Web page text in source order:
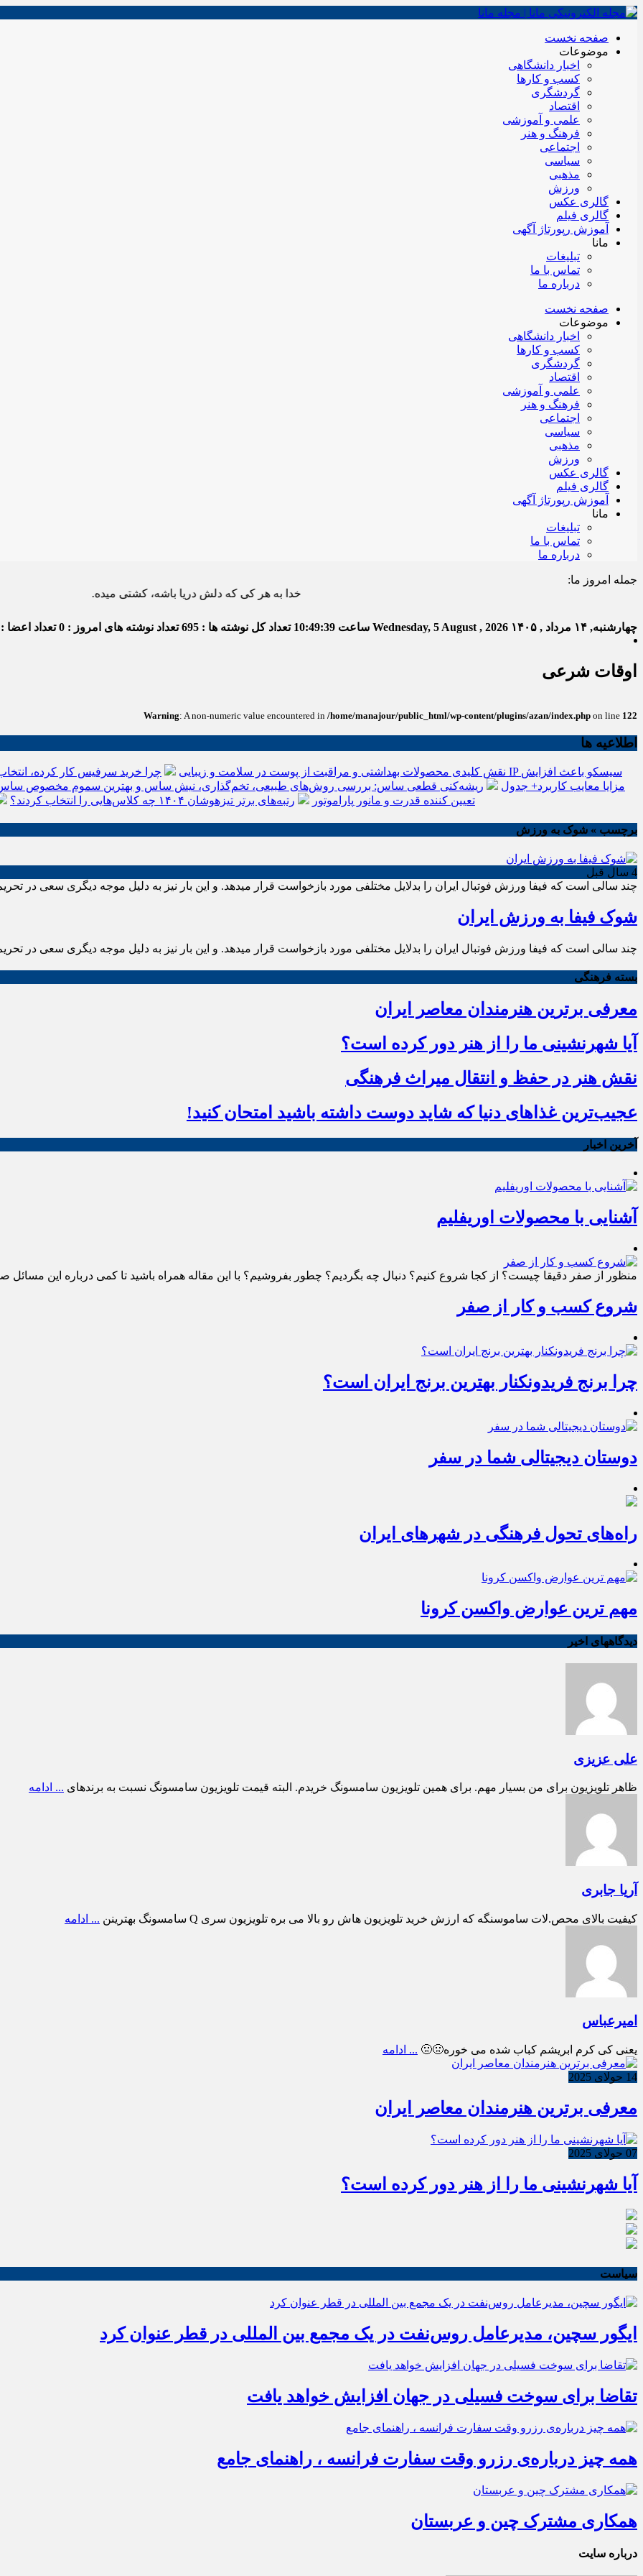
صفحه نخست
موضوعات
اخبار دانشگاهی
کسب و کارها
گردشگری
اقتصاد
علمی و آموزشی
فرهنگ و هنر
اجتماعی
سیاسی
مذهبی
ورزش
گالری عکس
گالری فیلم
آموزش رپورتاژ آگهی
مانا
تبلیغات
تماس با ما
درباره ما
صفحه نخست
موضوعات
اخبار دانشگاهی
کسب و کارها
گردشگری
اقتصاد
علمی و آموزشی
فرهنگ و هنر
اجتماعی
سیاسی
مذهبی
ورزش
گالری عکس
گالری فیلم
آموزش رپورتاژ آگهی
مانا
تبلیغات
تماس با ما
درباره ما
جمله امروز ما:
خدا به هر کی که دلش دریا باشه، کشتی میده.
چهارشنبه, ۱۴ مرداد , ۱۴۰۵ Wednesday, 5 August , 2026 ساعت 10:49:40 تعداد کل نوشته ها : 695 تعداد نوشته های امروز : 0 تعداد اعضا : 4
اوقات شرعی
Warning: A non-numeric value encountered in /home/manajour/public_html/wp-content/plugins/azan/index.php on line 122
اطلاعیه ها
نقش کلیدی محصولات بهداشتی و مراقبت از پوست در سلامت و زیبایی چرا خرید سرفیس کار کرده،
انواع باتری یو پی اس(ups)+مزایا معایب کاربرد+ جدول ریشه‌کنی قطعی ساس: بررسی روش‌های طبیعی، تخم‌گذاری، نیش ساس و بهترین سموم مخصوص
تعیین کننده قدرت و مانور پاراموتور
رتبه‌های برتر تیزهوشان ۱۴۰۴ چه کلاس‌هایی را انتخاب کردند؟
برچسب » شوک به ورزش
4 سال قبل
چند سالی است که فیفا ورزش فوتبال ایران را بدلایل مختلفی مورد بازخواست قرار میدهد. و این بار نیز به دلیل موجه دیگری سعی در
شوک فیفا به ورزش ایران
چند سالی است که فیفا ورزش فوتبال ایران را بدلایل مختلفی مورد بازخواست قرار میدهد. و این بار نیز به دلیل موجه دیگری سعی در
بسته فرهنگی
معرفی برترین هنرمندان معاصر ایران
آیا شهرنشینی ما را از هنر دور کرده است؟
نقش هنر در حفظ و انتقال میراث فرهنگی
عجیب‌ترین غذاهای دنیا که شاید دوست داشته باشید امتحان کنید!
آخرین اخبار
آشنایی با محصولات اوریفلیم
منظور از صفر دقیقا چیست؟ از کجا شروع کنیم؟ دنبال چه بگردیم؟ چطور بفروشیم؟ با این مقاله همراه باشید تا کمی درباره این مسائل
شروع کسب و کار از صفر
چرا برنج فریدونکنار بهترین برنج ایران است؟
دوستان دیجیتالی شما در سفر
راه‌های تحول فرهنگی در شهرهای ایران
مهم ترین عوارض واکسن کرونا
دیدگاههای اخیر
علی عزیزی
ظاهر تلویزیون برای من بسیار مهم. برای همین تلویزیون سامسونگ خریدم. البته قیمت تلویزیون سامسونگ نسبت به برندهای ... ادامه
آریا جابری
کیفیت بالای محص.لات ساموسنگه که ارزش خرید تلویزیون هاش رو بالا می بره تلویزیون سری Q سامسونگ بهترینن ... ادامه
امیرعباس
یعنی کی کرم ابریشم کباب شده می خوره🤢🤢 ... ادامه
14 جولای 2025
معرفی برترین هنرمندان معاصر ایران
07 جولای 2025
آیا شهرنشینی ما را از هنر دور کرده است؟
سیاست
ایگور سچین، مدیرعامل روس‌نفت در یک مجمع بین المللی در قطر عنوان کرد
تقاضا برای سوخت فسیلی در جهان افزایش خواهد یافت
همه چیز درباره‌ی رزرو وقت سفارت فرانسه ، راهنمای جامع
همکاری مشترک چین و عربستان
درباره سایت